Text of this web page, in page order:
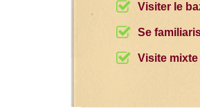
Visiter le
Se
Visite